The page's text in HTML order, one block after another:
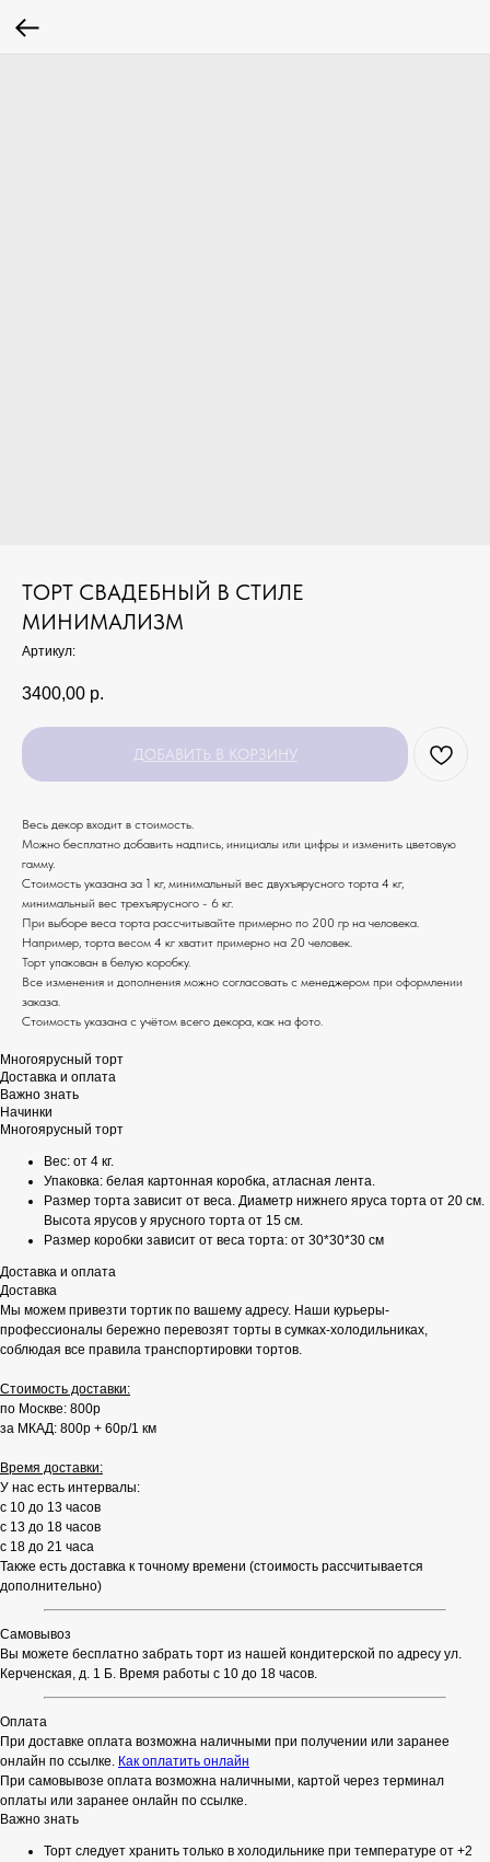
ТОРТ СВАДЕБНЫЙ В СТИЛЕ
МИНИМАЛИЗМ
Артикул:
3400,00 р.
ДОБАВИТЬ В КОРЗИНУ
Весь декор входит в стоимость.
Можно бесплатно добавить надпись, инициалы или цифры и изменить цветовую
гамму.
Стоимость указана за 1 кг, минимальный вес двухъярусного торта 4 кг,
минимальный вес трехъярусного - 6 кг.
При выборе веса торта рассчитывайте примерно по 200 гр на человека.
Например, торта весом 4 кг хватит примерно на 20 человек.
Торт упакован в белую коробку.
Все изменения и дополнения можно согласовать с менеджером при оформлении
заказа.
Стоимость указана с учётом всего декора, как на фото.
Многоярусный торт
Доставка и оплата
Важно знать
Начинки
Многоярусный торт
Вес: от 4 кг.
Упаковка: белая картонная коробка, атласная лента.
Размер торта зависит от веса. Диаметр нижнего яруса торта от 20 см.
Высота ярусов у ярусного торта от 15 см.
Размер коробки зависит от веса торта: от 30*30*30 см
Доставка и оплата
Доставка
Мы можем привезти тортик по вашему адресу. Наши курьеры-
профессионалы бережно перевозят торты в сумках-холодильниках,
соблюдая все правила транспортировки тортов.
Стоимость доставки:
по Москве: 800р
за МКАД: 800р + 60р/1 км
Время доставки:
У нас есть интервалы:
с 10 до 13 часов
с 13 до 18 часов
с 18 до 21 часа
Также есть доставка к точному времени (стоимость рассчитывается
дополнительно)
Самовывоз
Вы можете бесплатно забрать торт из нашей кондитерской по адресу ул.
Керченская, д. 1 Б. Время работы с 10 до 18 часов.
Оплата
При доставке оплата возможна наличными при получении или заранее
онлайн по ссылке. Как оплатить онлайн
При самовывозе оплата возможна наличными, картой через терминал
оплаты или заранее онлайн по ссылке.
Важно знать
Торт следует хранить только в холодильнике при температуре от +2